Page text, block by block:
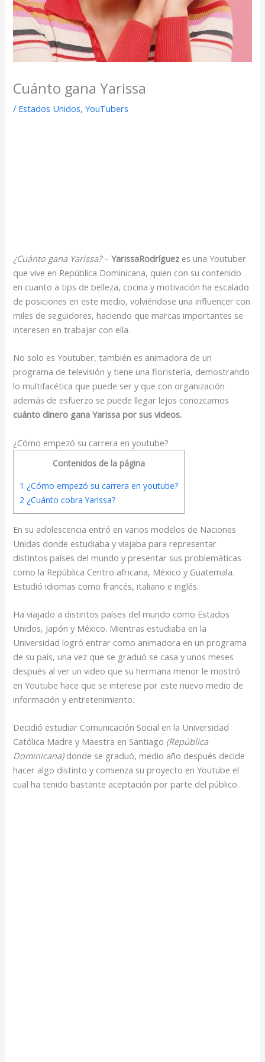
Cuánto gana Yarissa
/ Estados Unidos,YouTubers
¿Cuánto gana Yarissa?–YarissaRodríguez es una Youtuber
que vive en República Dominicana, quien con su contenido
en cuanto a tips de belleza, cocina y motivación ha escalado
de posiciones en este medio, volviéndose una influencer con
miles de seguidores, haciendo que marcas importantes se
interesen en trabajar con ella.
No solo es Youtuber, también es animadora de un
programa de televisión y tiene una floristería, demostrando
lo multifacética que puede ser y que con organización
además de esfuerzo se puede llegar lejos conozcamos
cuánto dinero gana Yarissa por sus videos.
¿Cómo empezó su carrera en youtube?
Contenidos de la página
1 ¿Cómo empezó su carrera en youtube?
2 ¿Cuánto cobra Yarissa?
En su adolescencia entró en varios modelos de Naciones
Unidas donde estudiaba y viajaba para representar
distintos países del mundo y presentar sus problemáticas
como la República Centro africana, México y Guatemala.
Estudió idiomas como francés, italiano e inglés.
Ha viajado a distintos países del mundo como Estados
Unidos, Japón y México. Mientras estudiaba en la
Universidad logró entrar como animadora en un programa
de su país, una vez que se graduó se casa y unos meses
después al ver un video que su hermana menor le mostró
en Youtube hace que se interese por este nuevo medio de
información y entretenimiento.
Decidió estudiar Comunicación Social en la Universidad
Católica Madre y Maestra en Santiago (República
Dominicana)donde se graduó, medio año después decide
hacer algo distinto y comienza su proyecto en Youtube el
cual ha tenido bastante aceptación por parte del público.